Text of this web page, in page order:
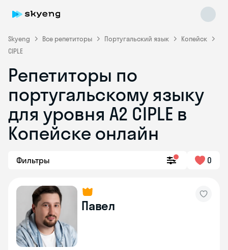
Skyeng Все репетиторы Португальский язык
Копейск
CIPLE
Репетиторы по
португальскому языку
для уровня A2 CIPLE в
Копейске онлайн
Фильтры 0
Павел
Skyeng Chat
online